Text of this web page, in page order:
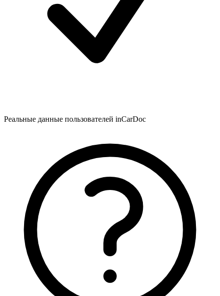
Реальные данные пользователей inCarDoc